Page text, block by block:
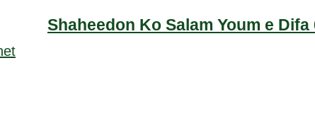
Shaheedon Ko Salam Youm e